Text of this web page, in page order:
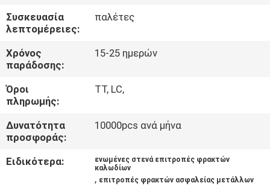
ΣΕ
ΕΠΑΦΉ
ΜΕ
ΖΗΤΉΣΤΕ
ΈΝΑ
ΑΠΌΣΠΑΣΜΑ
Συσκευασία
λεπτομέρειες:
παλέτες
Χρόνος
παράδοσης:
15-25 ημερών
Όροι
πληρωμής:
TT, LC,
Δυνατότητα
προσφοράς:
10000pcs ανά μήνα
Ειδικότερα:
ενωμένες στενά επιτροπές φρακτών
καλωδίων
, επιτροπές φρακτών ασφαλείας μετάλλων